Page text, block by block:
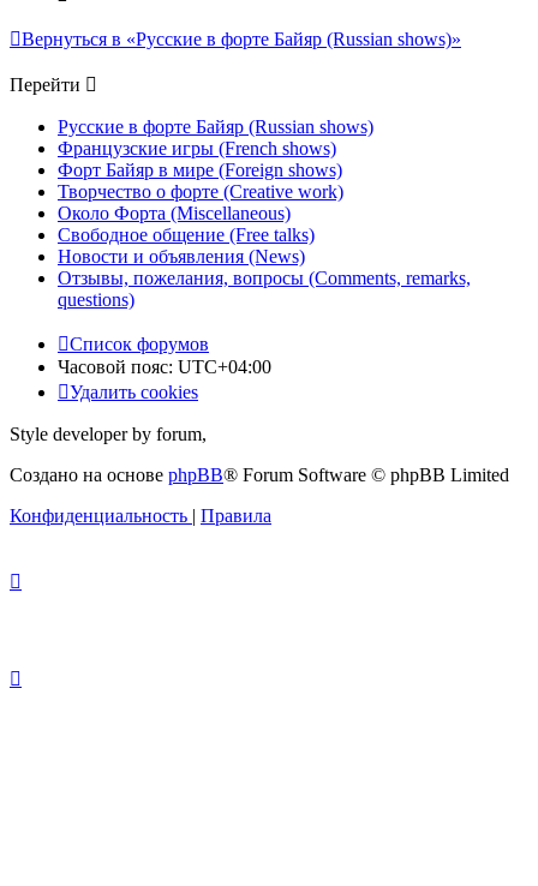
Вернуться в «Русские в форте Байяр (Russian shows)»
Перейти
Русские в форте Байяр (Russian shows)
Французские игры (French shows)
Форт Байяр в мире (Foreign shows)
Творчество о форте (Creative work)
Около Форта (Miscellaneous)
Свободное общение (Free talks)
Новости и объявления (News)
Отзывы, пожелания, вопросы (Comments, remarks,
questions)
Список форумов
Часовой пояс: UTC+04:00
Удалить cookies
Style developer by forum,
Создано на основе phpBB® Forum Software © phpBB Limited
Конфиденциальность | Правила